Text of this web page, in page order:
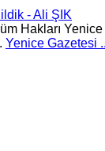
- Ali ŞIK
Hakları
Yenice Gazetesi